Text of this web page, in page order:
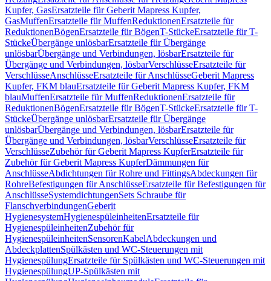
Kupfer, GasErsatzteile für Geberit Mapress Kupfer,
GasMuffenErsatzteile für MuffenReduktionenErsatzteile für
ReduktionenBögenErsatzteile für BögenT-StückeErsatzteile für T-
StückeÜbergänge unlösbarErsatzteile für Übergänge
unlösbarÜbergänge und Verbindungen, lösbarErsatzteile für
Übergänge und Verbindungen, lösbarVerschlüsseErsatzteile für
VerschlüsseAnschlüsseErsatzteile für AnschlüsseGeberit Mapress
Kupfer, FKM blauErsatzteile für Geberit Mapress Kupfer, FKM
blauMuffenErsatzteile für MuffenReduktionenErsatzteile für
ReduktionenBögenErsatzteile für BögenT-StückeErsatzteile für T-
StückeÜbergänge unlösbarErsatzteile für Übergänge
unlösbarÜbergänge und Verbindungen, lösbarErsatzteile für
Übergänge und Verbindungen, lösbarVerschlüsseErsatzteile für
VerschlüsseZubehör für Geberit Mapress KupferErsatzteile für
Zubehör für Geberit Mapress KupferDämmungen für
AnschlüsseAbdichtungen für Rohre und FittingsAbdeckungen für
RohreBefestigungen für AnschlüsseErsatzteile für Befestigungen für
AnschlüsseSystemdichtungenSets Schraube für
FlanschverbindungenGeberit
HygienesystemHygienespüleinheitenErsatzteile für
HygienespüleinheitenZubehör für
HygienespüleinheitenSensorenKabelAbdeckungen und
AbdeckplattenSpülkästen und WC-Steuerungen mit
HygienespülungErsatzteile für Spülkästen und WC-Steuerungen mit
HygienespülungUP-Spülkästen mit